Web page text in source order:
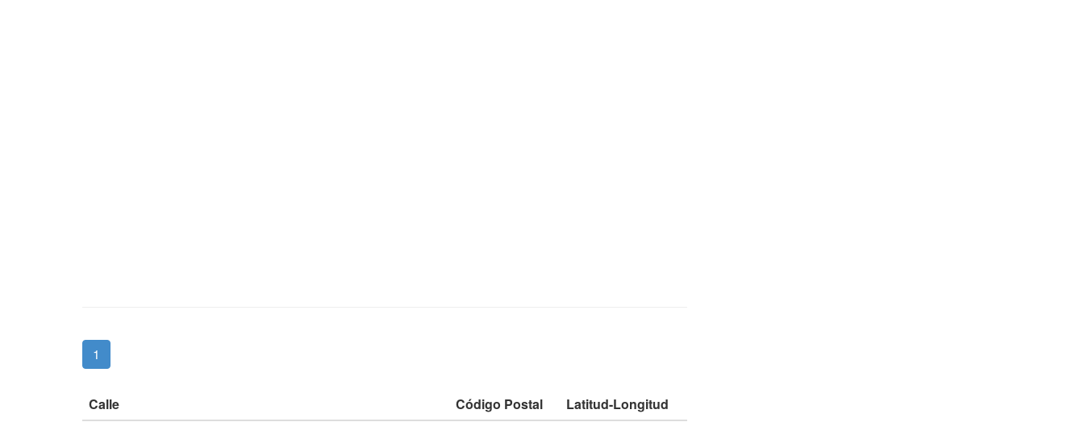
1
Calle Código Postal
Latitud-Longitud